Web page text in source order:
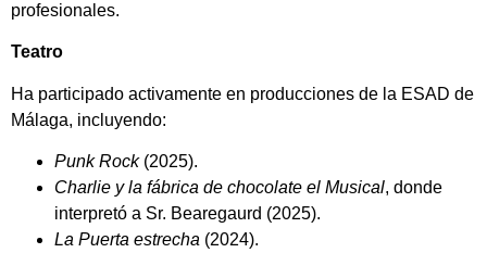
profesionales.
Teatro
Ha participado activamente en producciones de la ESAD de
Málaga, incluyendo:
Punk Rock(2025).
Charlie y la fábrica de chocolate el Musical, donde
interpretó a Sr. Bearegaurd (2025).
La Puerta estrecha (2024).